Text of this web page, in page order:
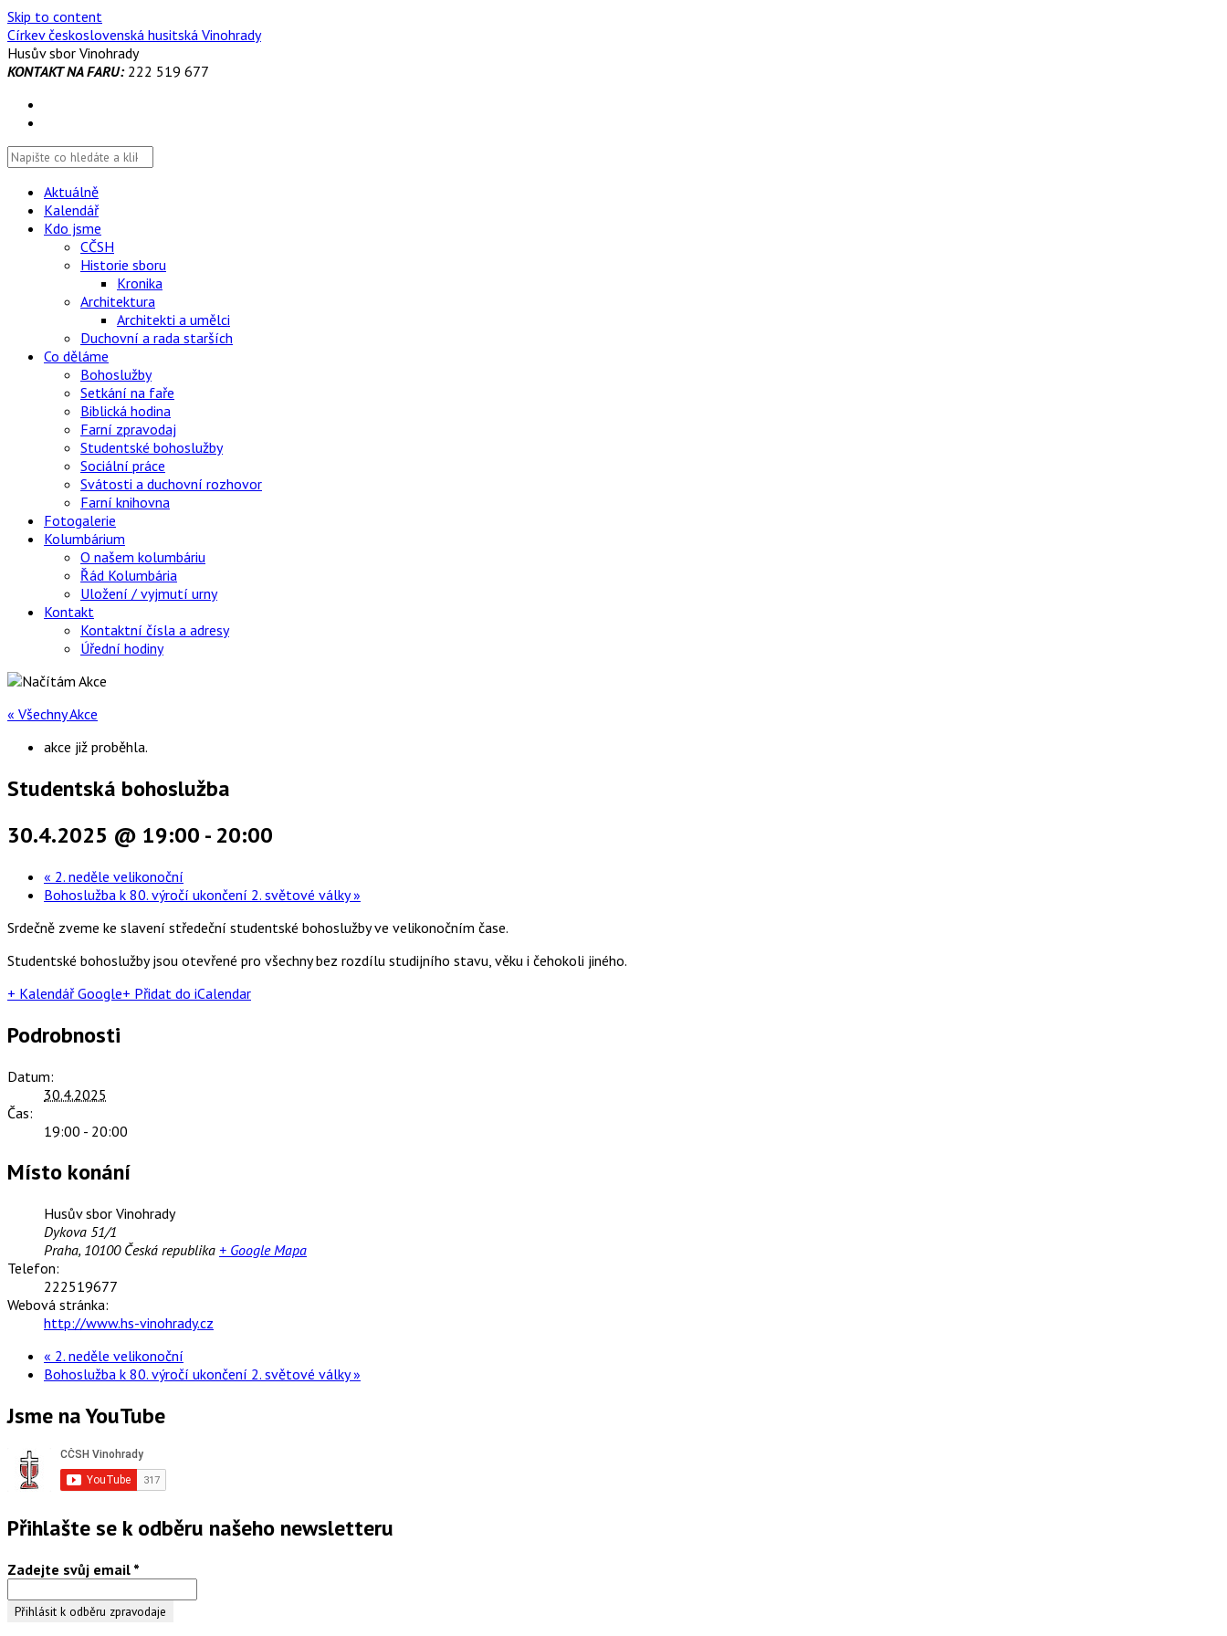
Skip to content
Církev československá husitská Vinohrady
Husův sbor Vinohrady
KONTAKT NA FARU:222 519 677
Aktuálně
Kalendář
Kdo jsme
CČSH
Historie sboru
Kronika
Architektura
Architekti a umělci
Duchovní a rada starších
Co děláme
Bohoslužby
Setkání na faře
Biblická hodina
Farní zpravodaj
Studentské bohoslužby
Sociální práce
Svátosti a duchovní rozhovor
Farní knihovna
Fotogalerie
Kolumbárium
O našem kolumbáriu
Řád Kolumbária
Uložení / vyjmutí urny
Kontakt
Kontaktní čísla a adresy
Úřední hodiny
« Všechny Akce
akce již proběhla.
Studentská bohoslužba
30.4.2025 @ 19:00 - 20:00
« 2. neděle velikonoční
Bohoslužba k 80. výročí ukončení 2. světové války»
Srdečně zveme ke slavení středeční studentské bohoslužby ve velikonočním čase.
Studentské bohoslužby jsou otevřené pro všechny bez rozdílu studijního stavu, věku i čehokoli jiného.
+ Kalendář Google+ Přidat do iCalendar
Podrobnosti
Datum:
30.4.2025
Čas:
19:00 - 20:00
Místo konání
Husův sbor Vinohrady
Dykova 51/1
Praha, 10100 Česká republika + Google Mapa
Telefon:
222519677
Webová stránka:
http://www.hs-vinohrady.cz
« 2. neděle velikonoční
Bohoslužba k 80. výročí ukončení 2. světové války»
Jsme na YouTube
Přihlašte se k odběru našeho newsletteru
Zadejte svůj email *